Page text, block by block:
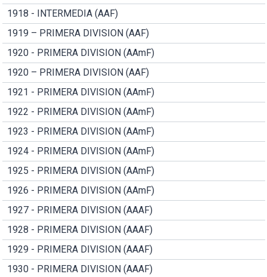
1918 - INTERMEDIA (AAF)
1919 – PRIMERA DIVISION (AAF)
1920 - PRIMERA DIVISION (AAmF)
1920 – PRIMERA DIVISION (AAF)
1921 - PRIMERA DIVISION (AAmF)
1922 - PRIMERA DIVISION (AAmF)
1923 - PRIMERA DIVISION (AAmF)
1924 - PRIMERA DIVISION (AAmF)
1925 - PRIMERA DIVISION (AAmF)
1926 - PRIMERA DIVISION (AAmF)
1927 - PRIMERA DIVISION (AAAF)
1928 - PRIMERA DIVISION (AAAF)
1929 - PRIMERA DIVISION (AAAF)
1930 - PRIMERA DIVISION (AAAF)